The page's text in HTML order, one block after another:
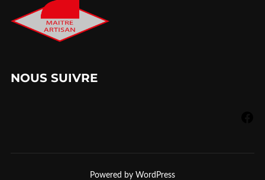
NOUS SUIVRE
Powered by WordPress